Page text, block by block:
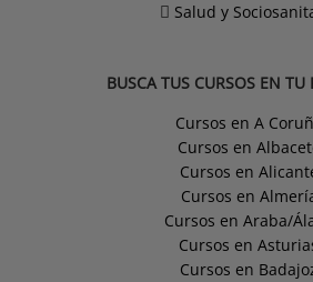
Salud y
BUSCA TUS CURSOS EN TU
Cursos en A
Cursos en
Cursos en
Cursos en
Cursos en Araba/
Cursos en
Cursos en